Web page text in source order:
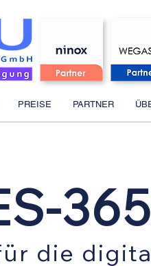
PREISE PARTNER
365
die